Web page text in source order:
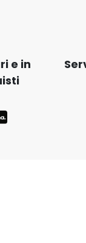
e in